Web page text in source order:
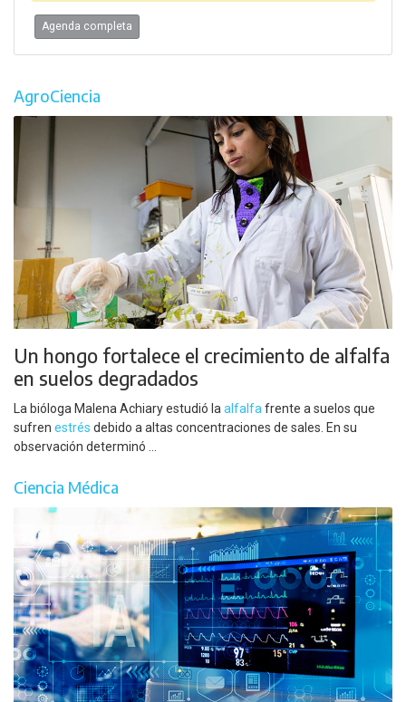
Agenda completa
AgroCiencia
Un hongo fortalece el crecimiento de alfalfa
en suelos degradados
La bióloga Malena Achiary estudió la alfalfa frente a suelos que
sufren estrés debido a altas concentraciones de sales. En su
observación determinó ...
Ciencia Médica